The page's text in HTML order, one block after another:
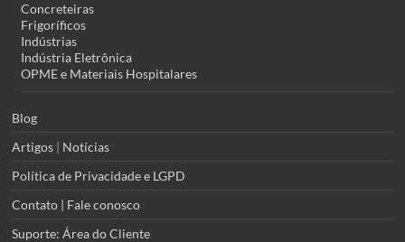
Concreteiras
Frigoríficos
Indústrias
Indústria Eletrônica
OPME e Materiais Hospitalares
Blog
Artigos
Notícias
Política de Privacidade e LGPD
Contato | Fale conosco
Suporte: Área do Cliente